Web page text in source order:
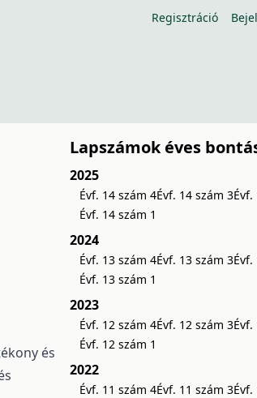
Regisztráció
és
Lapszámok éves
2025
Évf. 14 szám 4Évf. 14 szám 3Évf.
Évf. 14 szám 1
2024
Évf. 13 szám 4Évf. 13 szám 3Évf.
Évf. 13 szám 1
2023
Évf. 12 szám 4Évf. 12 szám 3Évf.
Évf. 12 szám 1
2022
Évf. 11 szám 4Évf. 11 szám 3Évf.